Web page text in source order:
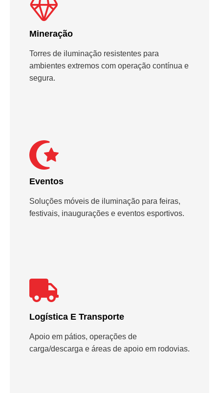
Mineração
Torres de iluminação resistentes para
ambientes extremos com operação contínua e
segura.
Eventos
Soluções móveis de iluminação para feiras,
festivais, inaugurações e eventos esportivos.
Logística E Transporte
Apoio em pátios, operações de
carga/descarga e áreas de apoio em rodovias.